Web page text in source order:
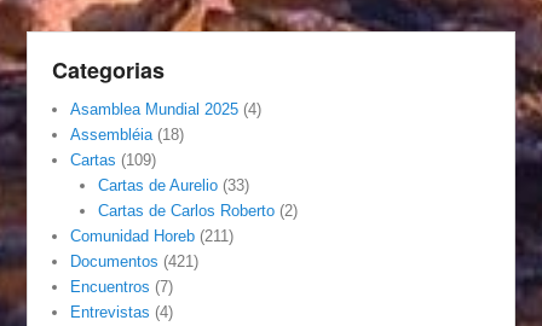
Categorias
Asamblea Mundial 2025 (4)
Assembléia (18)
Cartas (109)
Cartas de Aurelio(33)
Cartas de Carlos Roberto(2)
Comunidad Horeb (211)
Documentos (421)
Encuentros (7)
Entrevistas (4)